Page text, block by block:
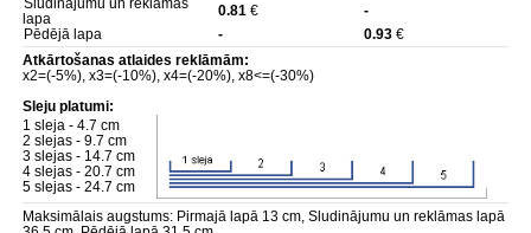
Sludinājumu un reklāmas
lapa
0.81€
-
Pēdējā lapa
- 0.93€
Atkārtošanas atlaides reklāmām:
x2=(-5%), x3=(-10%), x4=(-20%), x8<=(-30%)
Sleju platumi:
1 sleja - 4.7 cm
2 slejas - 9.7 cm
3 slejas - 14.7 cm
4 slejas - 20.7 cm
5 slejas - 24.7 cm
Maksimālais augstums: Pirmajā lapā 13 cm, Sludinājumu un reklāmas lapā